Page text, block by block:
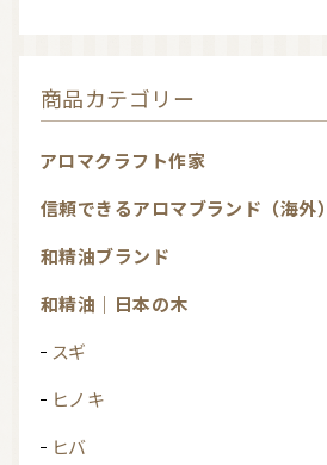
商品カテゴリー
アロマクラフト作家
信頼できるアロマブランド（海外）
和精油ブランド
和精油｜日本の木
スギ
ヒノキ
ヒバ